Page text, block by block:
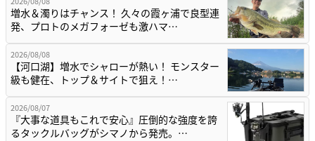
増水＆濁りはチャンス！ 久々の霞ヶ浦で良型連
発、プロトのメガフォーゼも激ハマ…
2026/08/08
【河口湖】増水でシャローが熱い！ モンスター
級も健在、トップ＆サイトで狙え！…
2026/08/07
『大事な道具もこれで安心』圧倒的な強度を誇
るタックルバッグがシマノから発売。…